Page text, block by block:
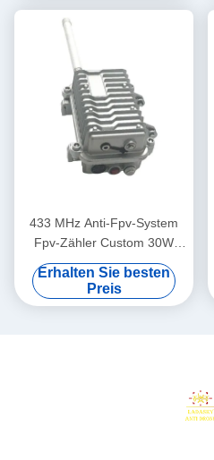
433 MHz Anti-Fpv-System
Fpv-Zähler Custom 30W
Fpv-Killer-System,
Außenverteidigung Fpv-
Drohnen-Ausrüstung
Erhalten Sie besten
Preis